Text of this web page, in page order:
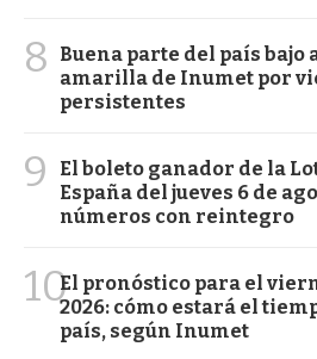
8
Buena parte del país
amarilla de Inumet por
persistentes
9
El boleto ganador de la
España del jueves 6 de
números con reintegro
10El pronóstico para el
2026: cómo estará el
país, según Inumet